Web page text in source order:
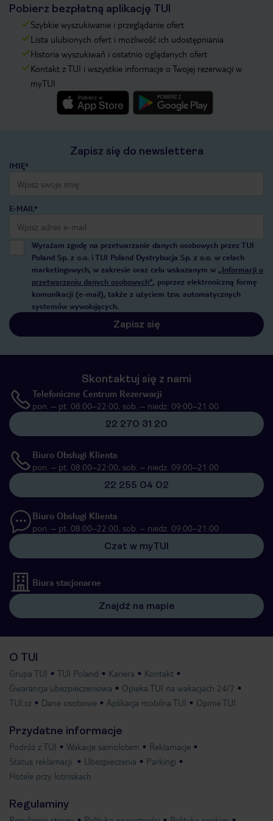
Pobierz bezpłatną aplikację TUI
Szybkie wyszukiwanie i przeglądanie ofert
Lista ulubionych ofert i możliwość ich udostępniania
Historia wyszukiwań i ostatnio oglądanych ofert
Kontakt z TUI i wszystkie informacje o Twojej rezerwacji w
myTUI
Zapisz się do newslettera
IMIĘ*
E-MAIL*
Wyrażam zgodę na przetwarzanie danych osobowych przez TUI
Poland Sp. z o.o. i TUI Poland Dystrybucja Sp. z o.o. w celach
marketingowych, w zakresie oraz celu wskazanym w „Informacji o
przetwarzaniu danych osobowych”, poprzez elektroniczną formę
komunikacji (e-mail), także z użyciem tzw. automatycznych
systemów wywołujących.
Zapisz się
Skontaktuj się z nami
Telefoniczne Centrum Rezerwacji
pon. – pt. 08:00–22:00, sob. – niedz. 09:00–21:00
22 270 31 20
Biuro Obsługi Klienta
pon. – pt. 08:00–22:00, sob. – niedz. 09:00–21:00
22 255 04 02
Biuro Obsługi Klienta
pon. – pt. 08:00–22:00, sob. – niedz. 09:00–21:00
Czat w myTUI
Biura stacjonarne
Znajdź na mapie
O TUI
Grupa TUI TUI Poland Kariera
Kontakt
Gwarancja ubezpieczeniowa
Opieka TUI na wakacjach 24/7
TUI.cz
Dane osobowe Aplikacja mobilna TUI Opinie TUI
Przydatne informacje
Podróż z TUI Wakacje samolotem
Reklamacje
Status reklamacji
Ubezpieczenia
Parkingi
Hotele przy lotniskach
Regulaminy